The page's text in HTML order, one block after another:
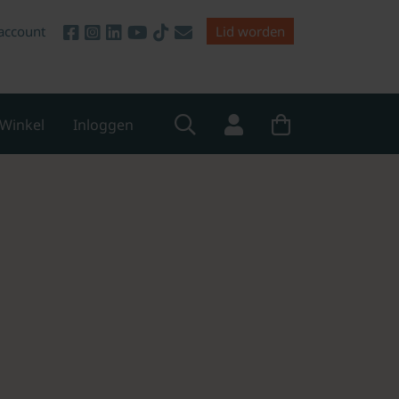
Lid worden
Winkel Inloggen